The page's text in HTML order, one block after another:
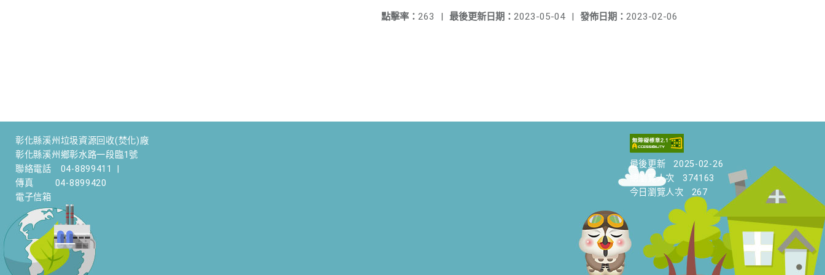
發佈日期： 2023-02-06
最後更新日期： 2023-05-04 |
點擊率： 263 |
彰化縣溪州垃圾資源回收(焚化)廠
彰化縣溪州鄉彰水路一段臨1號
聯絡電話
04-8899411
傳真
04-8899420
電子信箱
最後更新
2025-02-26
總瀏覽人次
374163
今日瀏覽人次
267